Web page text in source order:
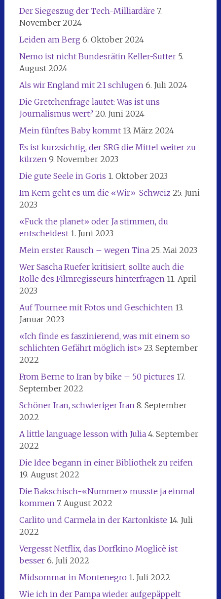
Der Siegeszug der Tech-Milliardäre 7.
November 2024
Leiden am Berg 6. Oktober 2024
Nemo ist nicht Bundesrätin Keller-Sutter 5.
August 2024
Als wir England mit 2:1 schlugen 6. Juli 2024
Die Gretchenfrage lautet: Was ist uns
Journalismus wert? 20. Juni 2024
Mein fünftes Baby kommt 13. März 2024
Es ist kurzsichtig, der SRG die Mittel weiter zu
kürzen 9. November 2023
Die gute Seele in Goris 1. Oktober 2023
Im Kern geht es um die «Wir»-Schweiz 25. Juni
2023
«Fuck the planet» oder Ja stimmen, du
entscheidest 1. Juni 2023
Mein erster Rausch – wegen Tina 25. Mai 2023
Wer Sascha Ruefer kritisiert, sollte auch die
Rolle des Filmregisseurs hinterfragen 11. April
2023
Auf Tournee mit Fotos und Geschichten 13.
Januar 2023
«Ich finde es faszinierend, was mit einem so
schlichten Gefährt möglich ist» 23. September
2022
From Berne to Iran by bike – 50 pictures 17.
September 2022
Schöner Iran, schwieriger Iran 8. September
2022
A little language lesson with Julia 4. September
2022
Die Idee begann in einer Bibliothek zu reifen
19. August 2022
Die Bakschisch-«Nummer» musste ja einmal
kommen 7. August 2022
Carlito und Carmela in der Kartonkiste 14. Juli
2022
Vergesst Netflix, das Dorfkino Moglicë ist
besser 6. Juli 2022
Midsommar in Montenegro 1. Juli 2022
Wie ich in der Pampa wieder aufgepäppelt